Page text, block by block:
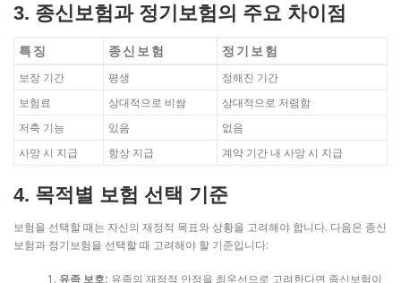
3. 종신보험과 정기보험의 주요 차이점
특징 종신보험 정기보험
보장 기간 평생
정해진 기간
보험료
상대적으로 비쌈
상대적으로 저렴함
저축 기능
있음
없음
사망 시 지급
항상 지급 계약 기간 내 사망 시 지급
4. 목적별 보험 선택 기준
보험을 선택할 때는 자신의 재정적 목표와 상황을 고려해야 합니다. 다음은 종신
보험과 정기보험을 선택할 때 고려해야 할 기준입니다:
유족 보호: 유족의 재정적 안정을 최우선으로 고려한다면 종신보험이